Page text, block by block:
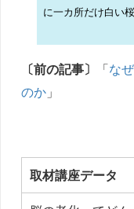
に一カ所だけ白い
〔前の記事〕 「な
のか 」
取材講座データ